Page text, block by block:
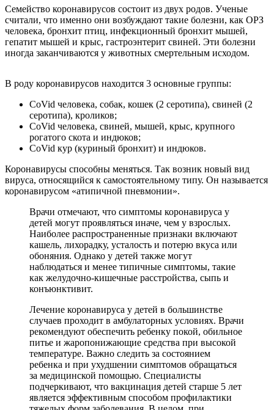
Семейство коронавирусов состоит из двух родов. Ученые
считали, что именно они возбуждают такие болезни, как ОРЗ
человека, бронхит птиц, инфекционный бронхит мышей,
гепатит мышей и крыс, гастроэнтерит свиней. Эти болезни
иногда заканчиваются у животных смертельным исходом.
В роду коронавирусов находится 3 основные группы:
CoVid человека, собак, кошек (2 серотипа), свиней (2
серотипа), кроликов;
CoVid человека, свиней, мышей, крыс, крупного
рогатого скота и индюков;
CoVid кур (куриный бронхит) и индюков.
Коронавирусы способны меняться. Так возник новый вид
вируса, относящийся к самостоятельному типу. Он называется
коронавирусом «атипичной пневмонии».
Врачи отмечают, что симптомы коронавируса у
детей могут проявляться иначе, чем у взрослых.
Наиболее распространенные признаки включают
кашель, лихорадку, усталость и потерю вкуса или
обоняния. Однако у детей также могут
наблюдаться и менее типичные симптомы, такие
как желудочно-кишечные расстройства, сыпь и
конъюнктивит.
Лечение коронавируса у детей в большинстве
случаев проходит в амбулаторных условиях. Врачи
рекомендуют обеспечить ребенку покой, обильное
питье и жаропонижающие средства при высокой
температуре. Важно следить за состоянием
ребенка и при ухудшении симптомов обращаться
за медицинской помощью. Специалисты
подчеркивают, что вакцинация детей старше 5 лет
является эффективным способом профилактики